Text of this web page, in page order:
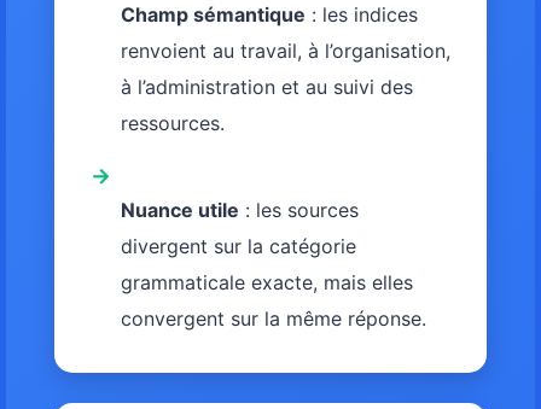
Champ sémantique : les indices
renvoient au travail, à l’organisation,
à l’administration et au suivi des
ressources.
→
Nuance utile : les sources
divergent sur la catégorie
grammaticale exacte, mais elles
convergent sur la même réponse.